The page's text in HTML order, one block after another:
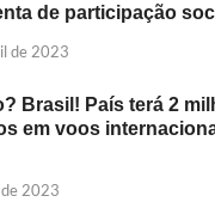
de participação
de 2023
Brasil! País terá 2
em voos
2023